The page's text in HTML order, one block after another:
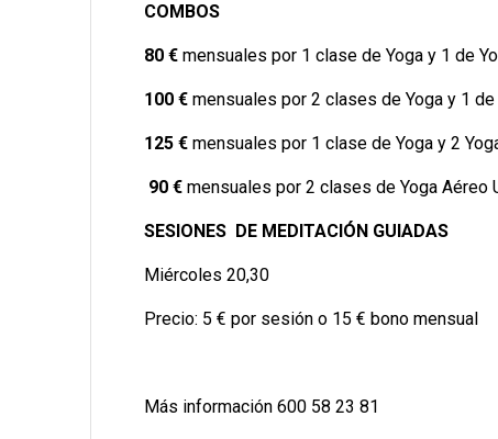
COMBOS
80 € mensuales por 1 clase de Yoga y 1 de
100 € mensuales por 2 clases de Yoga y 1
125 € mensuales por 1 clase de Yoga y 2
90 € mensuales por 2 clases de Yoga Aéreo
SESIONES DE MEDITACIÓN GUIADAS
Miércoles 20,30
Precio: 5 € por sesión o 15 € bono mensual
Más información 600 58 23 81